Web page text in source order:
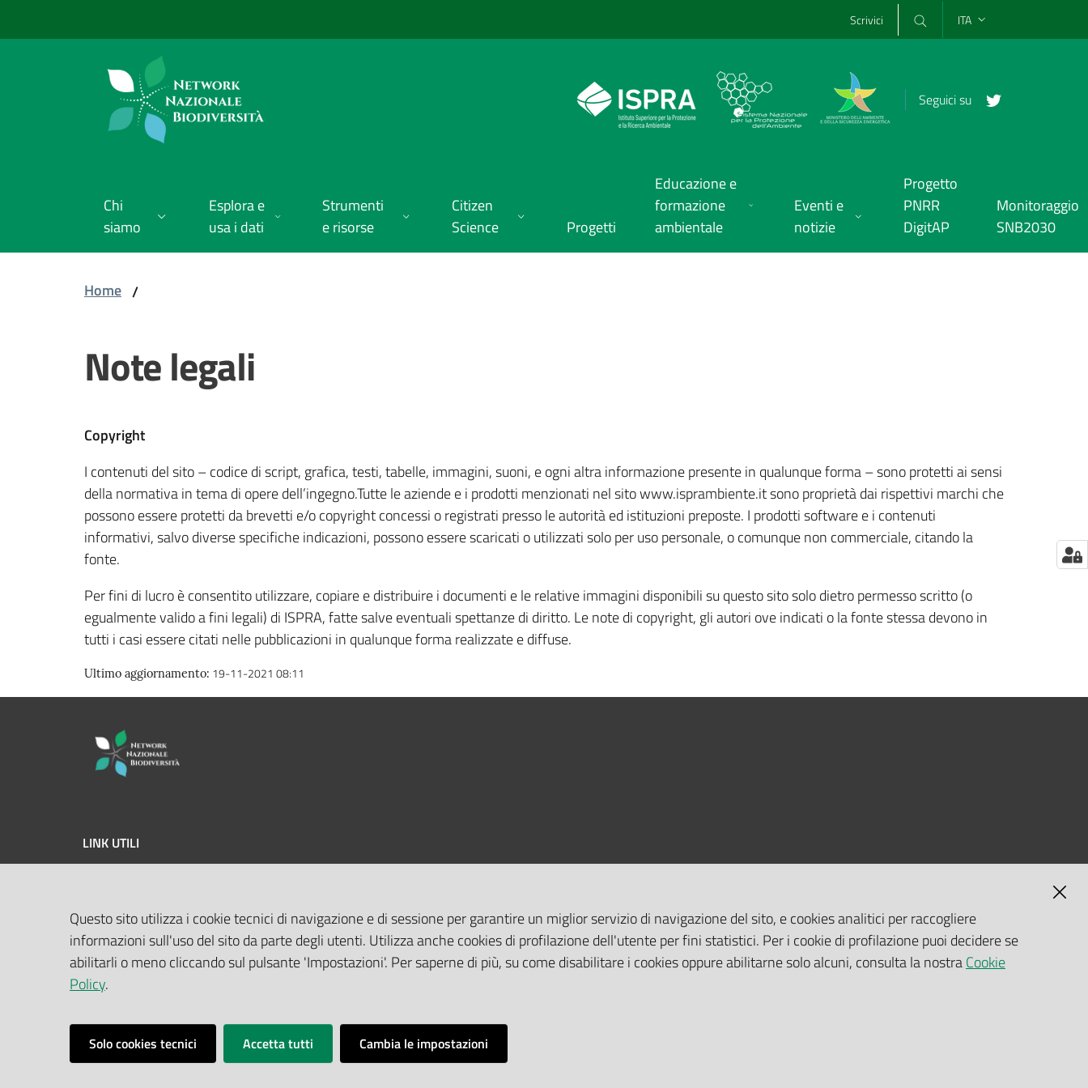
Scrivici ITA
Seguici su
Chi
siamo
Esplora e
usa i dati
Strumenti
e risorse
Citizen
Science
Progetti
Educazione e
formazione
ambientale
Eventi e
notizie
Progetto
PNRR
DigitAP
Monitoraggio
SNB2030
Home /
Note legali
Copyright
I contenuti del sito – codice di script, grafica, testi, tabelle, immagini, suoni, e ogni altra informazione presente in qualunque forma – sono protetti ai sensi
della normativa in tema di opere dell’ingegno.Tutte le aziende e i prodotti menzionati nel sito www.isprambiente.it sono proprietà dai rispettivi marchi che
possono essere protetti da brevetti e/o copyright concessi o registrati presso le autorità ed istituzioni preposte. I prodotti software e i contenuti
informativi, salvo diverse specifiche indicazioni, possono essere scaricati o utilizzati solo per uso personale, o comunque non commerciale, citando la
fonte.
Per fini di lucro è consentito utilizzare, copiare e distribuire i documenti e le relative immagini disponibili su questo sito solo dietro permesso scritto (o
egualmente valido a fini legali) di ISPRA, fatte salve eventuali spettanze di diritto. Le note di copyright, gli autori ove indicati o la fonte stessa devono in
tutti i casi essere citati nelle pubblicazioni in qualunque forma realizzate e diffuse.
Ultimo aggiornamento: 19-11-2021 08:11
LINK UTILI
ISPRA
Geoportale Nazionale
Biocase
Vai alla pagina
Questo sito utilizza i cookie tecnici di navigazione e di sessione per garantire un miglior servizio di navigazione del sito, e cookies analitici per raccogliere
informazioni sull'uso del sito da parte degli utenti. Utilizza anche cookies di profilazione dell'utente per fini statistici. Per i cookie di profilazione puoi decidere se
abilitarli o meno cliccando sul pulsante 'Impostazioni'. Per saperne di più, su come disabilitare i cookies oppure abilitarne solo alcuni, consulta la nostraCookie
Policy.
Solo cookies tecnici Accetta tutti Cambia le impostazioni